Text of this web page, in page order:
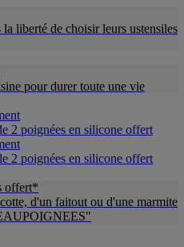
liberté de choisir leurs ustensiles
pour durer toute une vie
2 poignées en silicone offert
2 poignées en silicone offert
offert*
d'un faitout ou d'une marmite